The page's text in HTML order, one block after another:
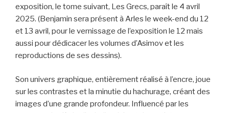
exposition, le tome suivant, Les Grecs, paraît le 4 avril
2025. (Benjamin sera présent à Arles le week-end du 12
et 13 avril, pour le vernissage de l’exposition le 12 mais
aussi pour dédicacer les volumes d’Asimov et les
reproductions de ses dessins).
Son univers graphique, entièrement réalisé à l’encre, joue
sur les contrastes et la minutie du hachurage, créant des
images d’une grande profondeur. Influencé par les